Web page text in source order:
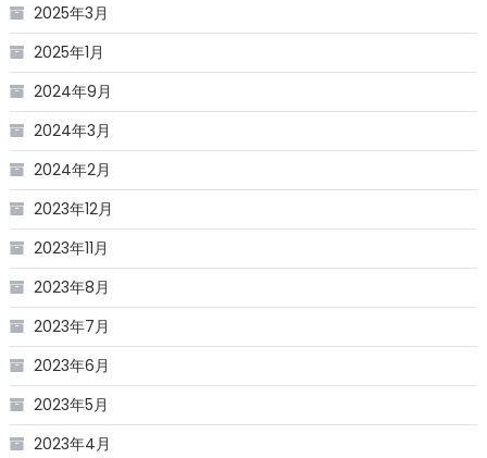
2025年3月
2025年1月
2024年9月
2024年3月
2024年2月
2023年12月
2023年11月
2023年8月
2023年7月
2023年6月
2023年5月
2023年4月